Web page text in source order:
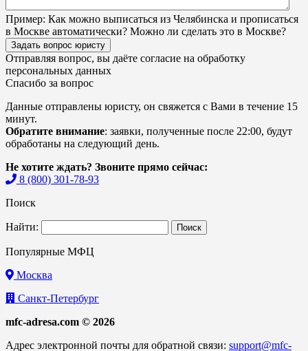
Пример: Как можно выписаться из Челябинска и прописаться
в Москве автоматически? Можно ли сделать это в Москве?
Задать вопрос юристу
Отправляя вопрос, вы даёте согласие на обработку
персональных данных
Спасибо за вопрос
Данные отправлены юристу, он свяжется с Вами в течение 15
минут.
Обратите внимание: заявки, полученные после 22:00, будут
обработаны на следующий день.
Не хотите ждать? Звоните прямо сейчас:
8 (800) 301-78-93
Поиск
Найти:
Популярные МФЦ
Москва
Санкт-Петербург
mfc-adresa.com © 2026
Адрес электронной почты для обратной связи: support@mfc-